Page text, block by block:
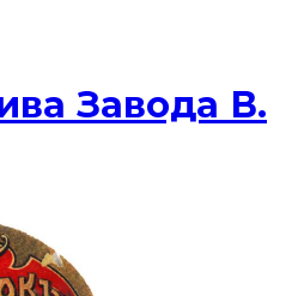
Завода В.